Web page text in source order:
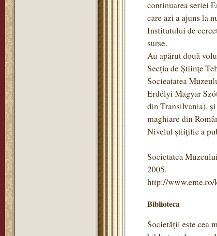
continuarea seriei
care azi a ajuns la
Institutului de
surse.
Au apărut două
Secţia de Ştiinţe
Socieatatea
Erdélyi Magyar
din Transilvania),
maghiare din
Nivelul ştiiţific a
Societatea
2005.
http://
Biblioteca
Societăţii este cea